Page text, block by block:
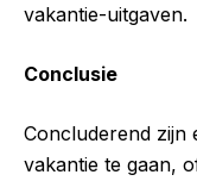
vakantie-uitgaven.
Conclusie
Concluderend zijn
vakantie te gaan,